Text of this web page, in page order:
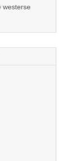
westerse